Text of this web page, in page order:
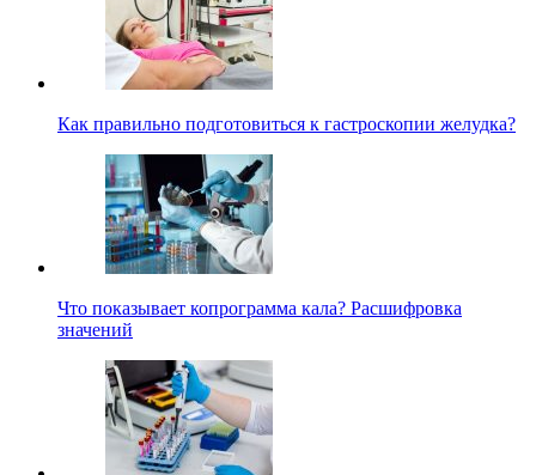
Как правильно подготовиться к гастроскопии желудка?
Что показывает копрограмма кала? Расшифровка
значений